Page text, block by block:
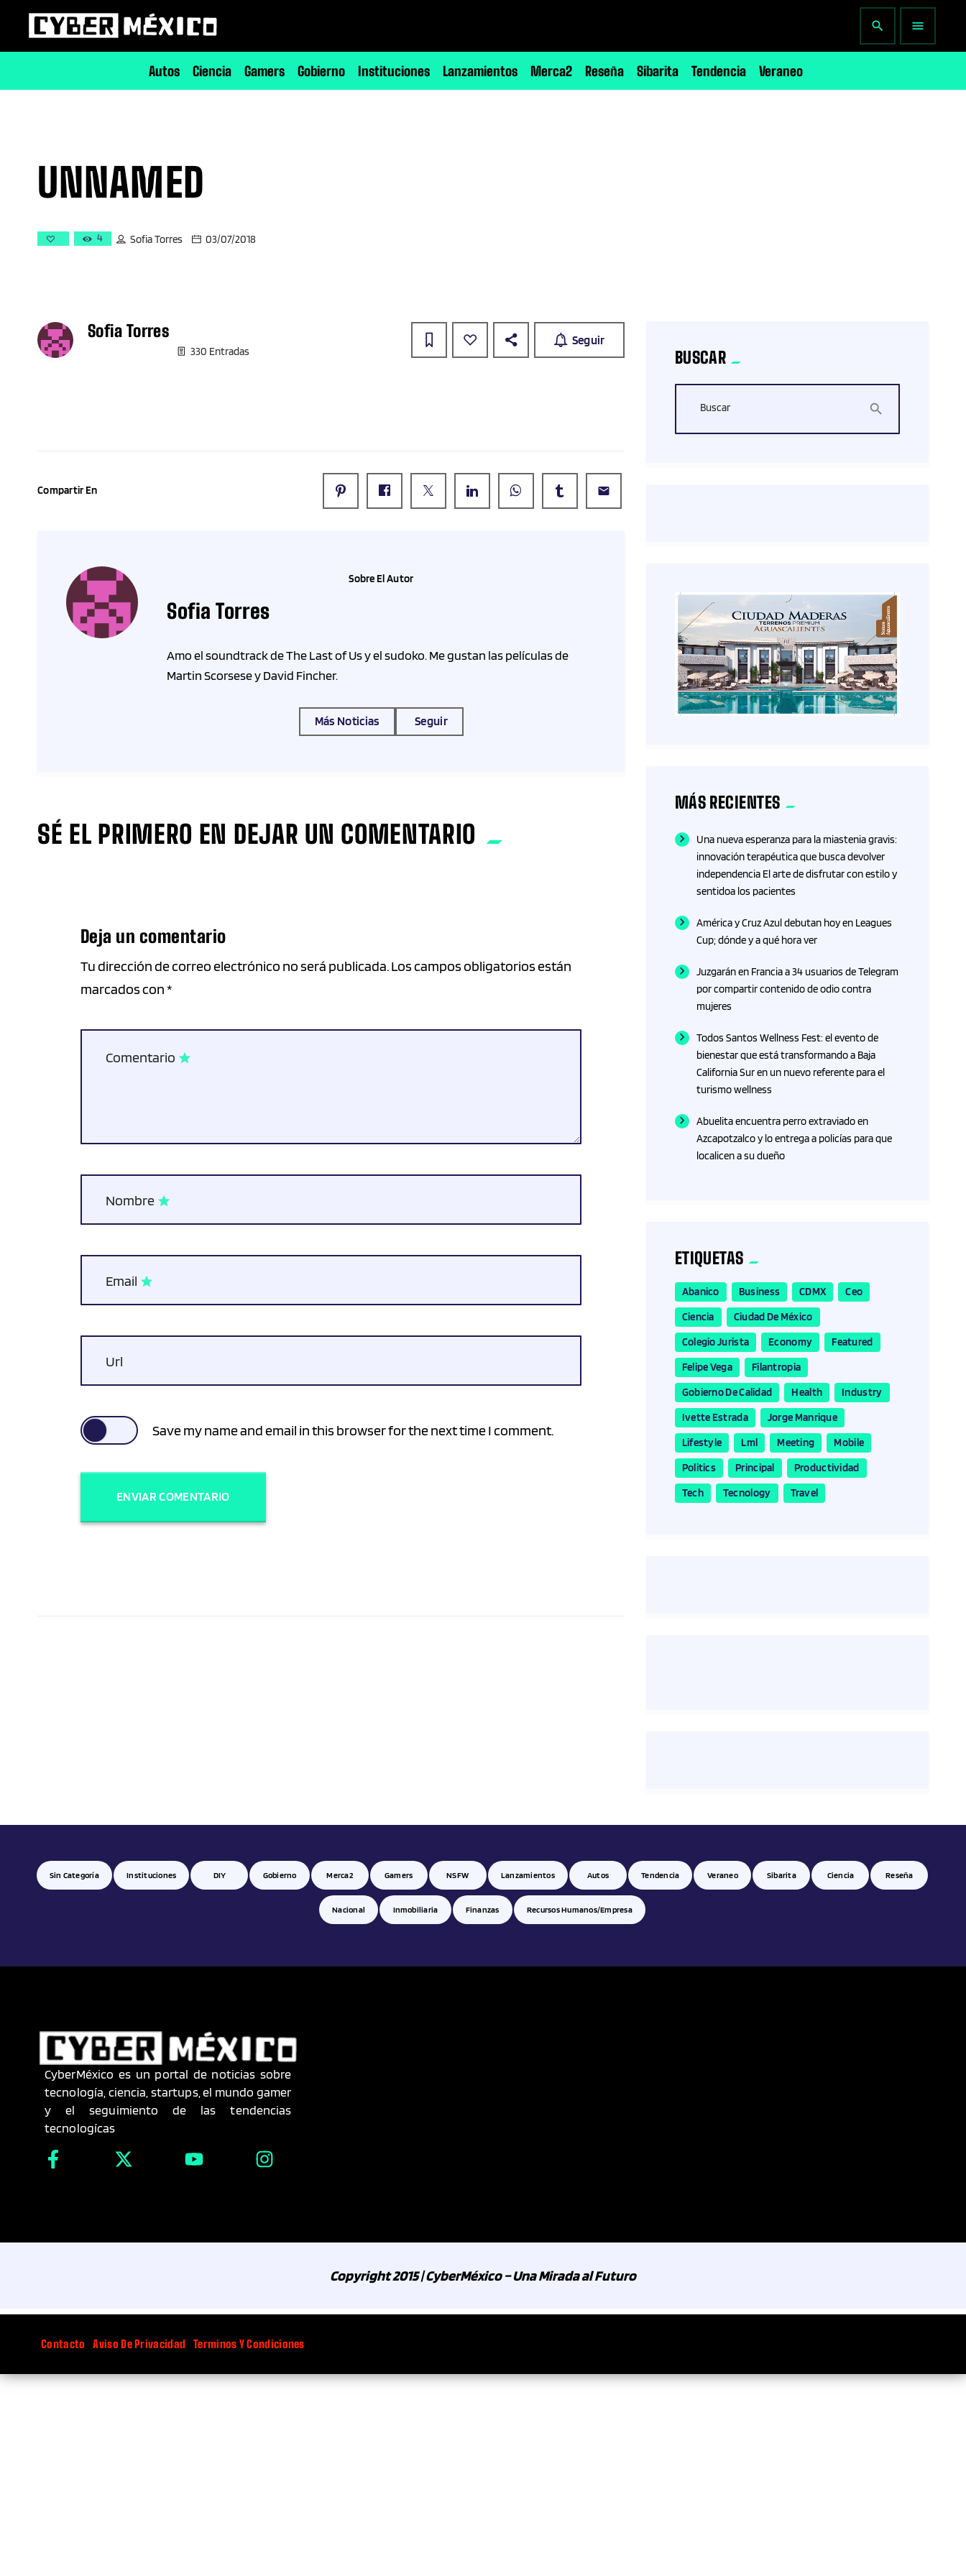
Autos Ciencia Gamers Gobierno Instituciones Lanzamientos Merca2 Reseña Sibarita Tendencia Veraneo
search menu
UNNAMED
4 Sofia Torres 03/07/2018
Sofia Torres
330 Entradas
Seguir
Compartir En email
Sobre El Autor
Sofia Torres
Amo el soundtrack de The Last of Us y el sudoko. Me gustan las películas de
Martin Scorsese y David Fincher.
Más Noticias Seguir
SÉ EL PRIMERO EN DEJAR UN COMENTARIO
Deja un comentario
Tu dirección de correo electrónico no será publicada. Los campos obligatorios están
marcados con *
Comentario star
Nombre star
Email star
Url
Save my name and email in this browser for the next time I comment.
BUSCAR
Buscar search
MÁS RECIENTES
Una nueva esperanza para la miastenia gravis:
innovación terapéutica que busca devolver
independencia El arte de disfrutar con estilo y
sentidoa los pacientes
América y Cruz Azul debutan hoy en Leagues
Cup; dónde y a qué hora ver
Juzgarán en Francia a 34 usuarios de Telegram
por compartir contenido de odio contra
mujeres
Todos Santos Wellness Fest: el evento de
bienestar que está transformando a Baja
California Sur en un nuevo referente para el
turismo wellness
Abuelita encuentra perro extraviado en
Azcapotzalco y lo entrega a policías para que
localicen a su dueño
ETIQUETAS
Abanico Business CDMX
Ceo
Ciencia
Ciudad De México
Colegio Jurista
Economy
Featured
Felipe Vega
Filantropia
Gobierno De Calidad
Health
Industry
Ivette Estrada
Jorge Manrique
Lifestyle
Lml Meeting
Mobile
Politics
Principal
Productividad
Tech
Tecnology Travel
Sin Categoría Instituciones DIY Gobierno Merca2 Gamers NSFW Lanzamientos Autos Tendencia Veraneo Sibarita Ciencia Reseña
Nacional Inmobiliaria Finanzas Recursos Humanos/empresa
CyberMéxico es un portal de noticias sobre
tecnología, ciencia, startups, el mundo gamer
y el seguimiento de las tendencias
tecnologícas
Copyright 2015 | CyberMéxico – Una Mirada al Futuro
Contacto Aviso De Privacidad Terminos Y Condiciones